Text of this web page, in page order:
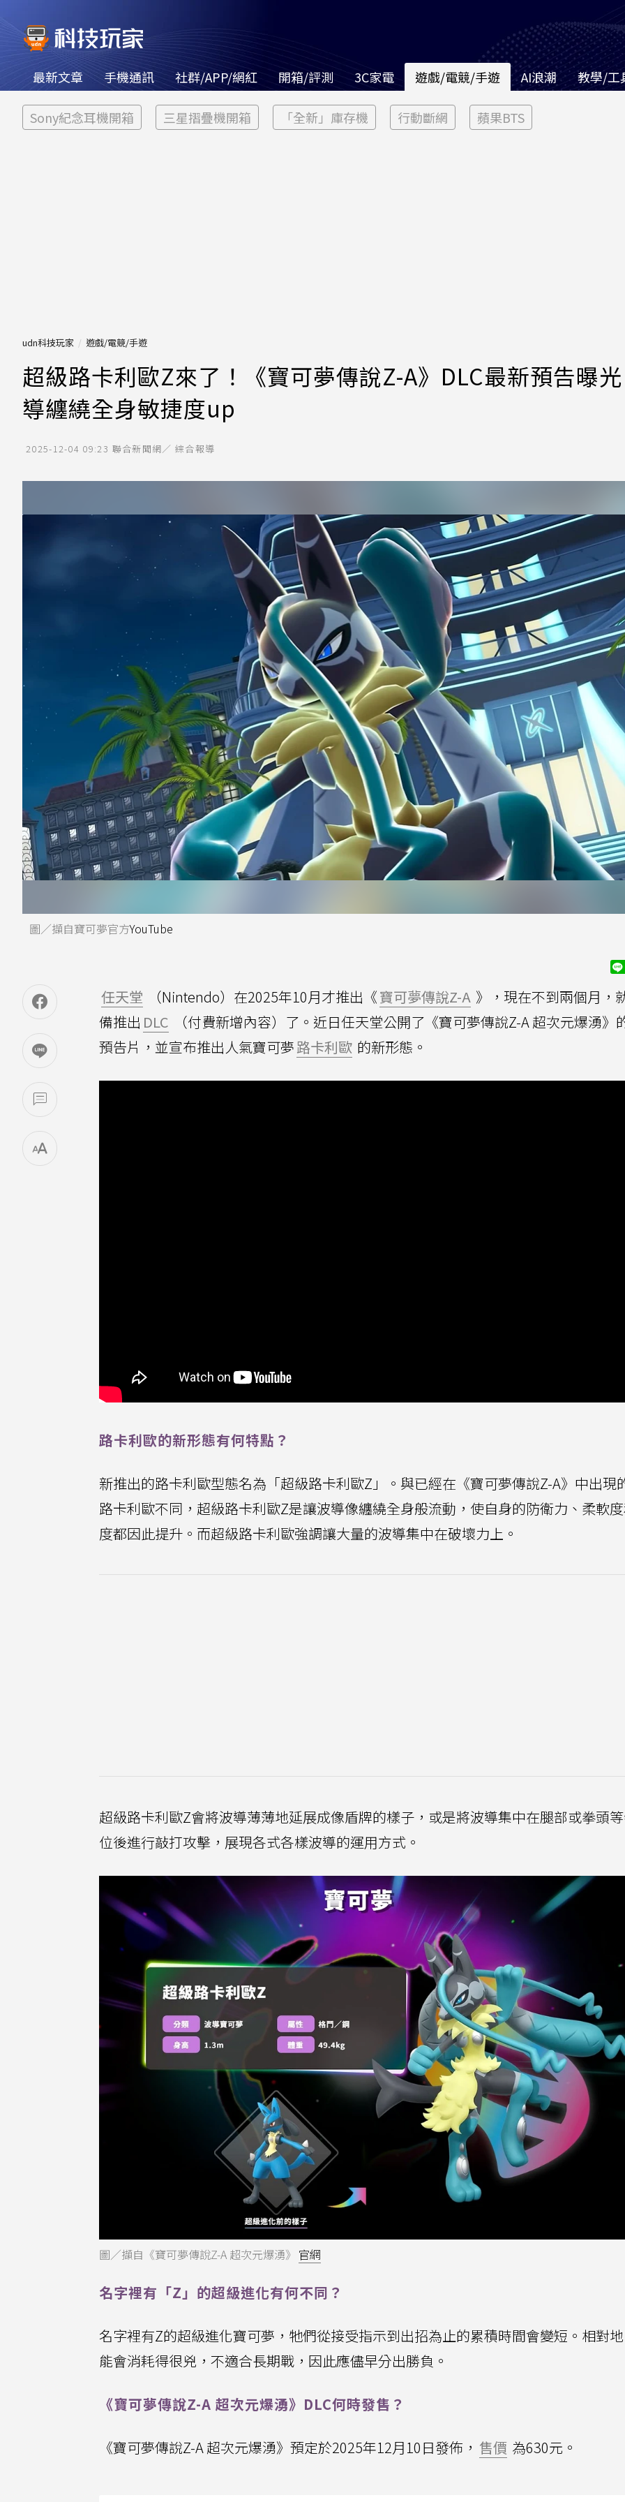
最新文章 手機通訊 社群/APP/網紅 開箱/評測 3C家電 遊戲/電競/手遊 AI浪潮 教學/工
Sony紀念耳機開箱 三星摺疊機開箱 「全新」庫存機 行動斷網 蘋果BTS
udn科技玩家 遊戲/電競/手遊
超級路卡利歐Z來了！《寶可夢傳說Z-A》DLC最新預告曝
導纏繞全身敏捷度up
2025-12-04 09:23 聯合新聞網／ 綜合報導
圖／擷自寶可夢官方YouTube
任天堂 （Nintendo）在2025年10月才推出《寶可夢傳說Z-A 》，現在不到兩個月，
備推出 DLC
（付費新增內容）了。近日任天堂公開了《寶可夢傳說Z-A 超次元爆湧》
預告片，並宣布推出人氣寶可夢路卡利歐 的新形態。
路卡利歐的新形態有何特點？
新推出的路卡利歐型態名為「超級路卡利歐Z」。與已經在《寶可夢傳說Z-A》中出現
路卡利歐不同，超級路卡利歐Z是讓波導像纏繞全身般流動，使自身的防衛力、柔軟
度都因此提升。而超級路卡利歐強調讓大量的波導集中在破壞力上。
超級路卡利歐Z會將波導薄薄地延展成像盾牌的樣子，或是將波導集中在腿部或拳頭
位後進行敲打攻擊，展現各式各樣波導的運用方式。
圖／擷自《寶可夢傳說Z-A 超次元爆湧》 官網
名字裡有「Z」的超級進化有何不同？
名字裡有Z的超級進化寶可夢，牠們從接受指示到出招為止的累積時間會變短。相對
能會消耗得很兇，不適合長期戰，因此應儘早分出勝負。
《寶可夢傳說Z-A 超次元爆湧》DLC何時發售？
《寶可夢傳說Z-A 超次元爆湧》預定於2025年12月10日發佈， 售價 為630元。